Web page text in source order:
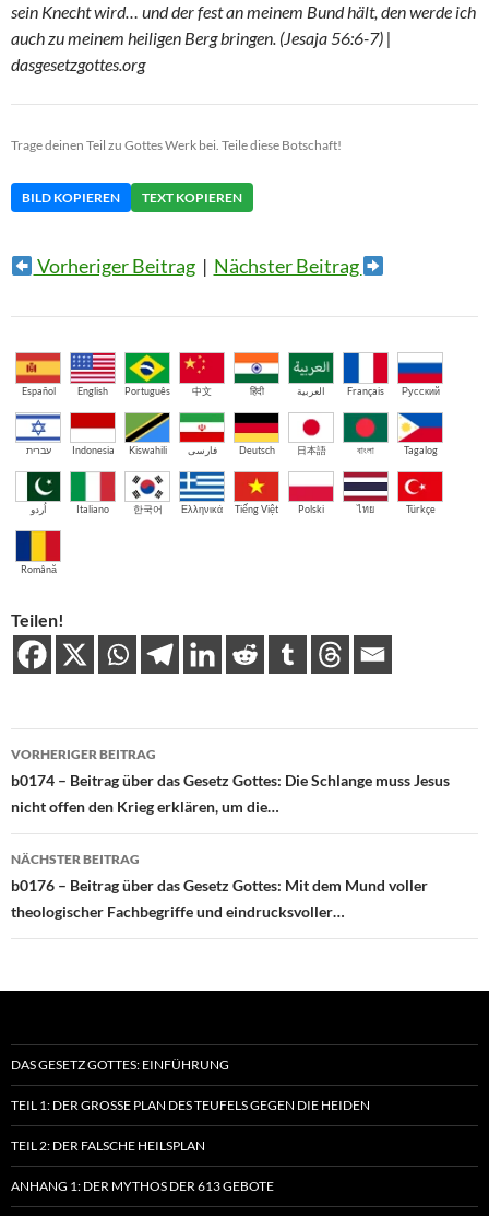
sein Knecht wird… und der fest an meinem Bund hält, den werde ich
auch zu meinem heiligen Berg bringen. (Jesaja 56:6-7) |
dasgesetzgottes.org
Trage deinen Teil zu Gottes Werk bei. Teile diese Botschaft!
BILD KOPIEREN TEXT KOPIEREN
Vorheriger Beitrag| Nächster Beitrag
Español English Português 中文 हिंदी العربية Français Русский
עברית Indonesia Kiswahili فارسی Deutsch 日本語 বাংলা Tagalog
اُردو Italiano 한국어 Ελληνικά Tiếng Việt Polski ไทย Türkçe
Română
Teilen!
Beitragsnavigation
VORHERIGER BEITRAG
b0174 – Beitrag über das Gesetz Gottes: Die Schlange muss Jesus
nicht offen den Krieg erklären, um die…
NÄCHSTER BEITRAG
b0176 – Beitrag über das Gesetz Gottes: Mit dem Mund voller
theologischer Fachbegriffe und eindrucksvoller…
DAS GESETZ GOTTES: EINFÜHRUNG
TEIL 1: DER GROSSE PLAN DES TEUFELS GEGEN DIE HEIDEN
TEIL 2: DER FALSCHE HEILSPLAN
ANHANG 1: DER MYTHOS DER 613 GEBOTE